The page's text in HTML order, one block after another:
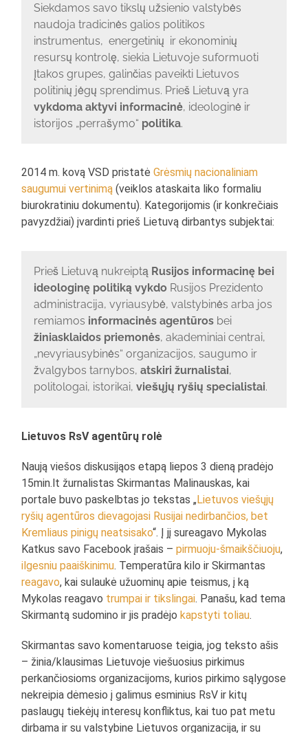
Siekdamos savo tikslų užsienio valstybės
naudoja tradicinės galios politikos
instrumentus, energetinių ir ekonominių
resursų kontrolę, siekia Lietuvoje suformuoti
įtakos grupes, galinčias paveikti Lietuvos
politinių jėgų sprendimus. Prieš Lietuvą yra
vykdoma aktyvi informacinė, ideologinė ir
istorijos „perrašymo“ politika.
2014 m. kovą VSD pristatėGrėsmių nacionaliniam
saugumui vertinimą (veiklos ataskaita liko formaliu
biurokratiniu dokumentu). Kategorijomis (ir konkrečiais
pavyzdžiai) įvardinti prieš Lietuvą dirbantys subjektai:
Prieš Lietuvą nukreiptą Rusijos informacinę bei
ideologinę politiką vykdoRusijos Prezidento
administracija, vyriausybė, valstybinės arba jos
remiamos informacinės agentūrosbei
žiniasklaidos priemonės, akademiniai centrai,
„nevyriausybinės“ organizacijos, saugumo ir
žvalgybos tarnybos, atskiri žurnalistai,
politologai, istorikai, viešųjų ryšių specialistai.
Lietuvos RsV agentūrų rolė
Naują viešos diskusijąos etapą liepos 3 dieną pradėjo
15min.lt žurnalistas Skirmantas Malinauskas, kai
portale buvo paskelbtas jo tekstas „Lietuvos viešųjų
ryšių agentūros dievagojasi Rusijai nedirbančios, bet
Kremliaus pinigų neatsisako“. Į jį sureagavo Mykolas
Katkus savo Facebook įrašais –pirmuoju-šmaikščiuoju,
ilgesniu paaiškinimu. Temperatūra kilo ir Skirmantas
reagavo, kai sulaukė užuominų apie teismus, į ką
Mykolas reagavo trumpai ir tikslingai. Panašu, kad tema
Skirmantą sudomino ir jis pradėjokapstyti toliau.
Skirmantas savo komentaruose teigia, jog teksto ašis
– žinia/klausimas Lietuvoje viešuosius pirkimus
perkančiosioms organizacijoms, kurios pirkimo sąlygose
nekreipia dėmesio į galimus esminius RsV ir kitų
paslaugų tiekėjų interesų konfliktus, kai tuo pat metu
dirbama ir su valstybine Lietuvos organizacija, ir su